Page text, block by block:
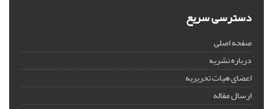
دسترسی سریع
صفحه اصلی
درباره نشریه
اعضای هیات تحریریه
ارسال مقاله